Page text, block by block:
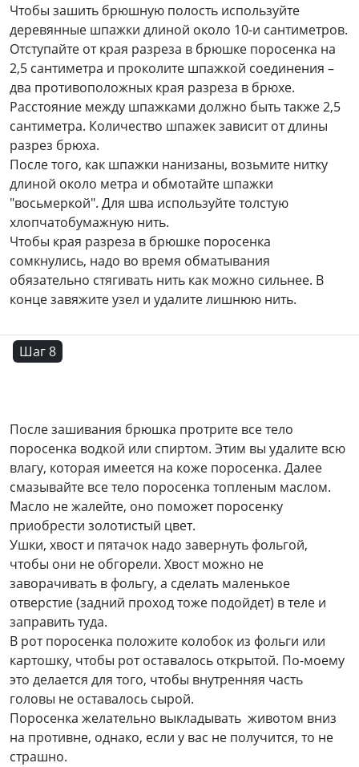
Чтобы зашить брюшную полость используйте
деревянные шпажки длиной около 10-и сантиметров.
Отступайте от края разреза в брюшке поросенка на
2,5 сантиметра и проколите шпажкой соединения –
два противоположных края разреза в брюхе.
Расстояние между шпажками должно быть также 2,5
сантиметра. Количество шпажек зависит от длины
разрез брюха.
После того, как шпажки нанизаны, возьмите нитку
длиной около метра и обмотайте шпажки
"восьмеркой". Для шва используйте толстую
хлопчатобумажную нить.
Чтобы края разреза в брюшке поросенка
сомкнулись, надо во время обматывания
обязательно стягивать нить как можно сильнее. В
конце завяжите узел и удалите лишнюю нить.
Шаг 8
После зашивания брюшка протрите все тело
поросенка водкой или спиртом. Этим вы удалите всю
влагу, которая имеется на коже поросенка. Далее
смазывайте все тело поросенка топленым маслом.
Масло не жалейте, оно поможет поросенку
приобрести золотистый цвет.
Ушки, хвост и пятачок надо завернуть фольгой,
чтобы они не обгорели. Хвост можно не
заворачивать в фольгу, а сделать маленькое
отверстие (задний проход тоже подойдет) в теле и
заправить туда.
В рот поросенка положите колобок из фольги или
картошку, чтобы рот оставалось открытой. По-моему
это делается для того, чтобы внутренняя часть
головы не оставалось сырой.
Поросенка желательно выкладывать животом вниз
на противне, однако, если у вас не получится, то не
страшно.